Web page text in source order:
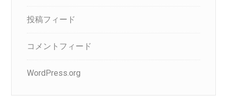
投稿フィード
コメントフィード
WordPress.org